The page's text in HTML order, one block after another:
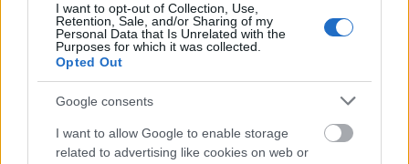
I want to opt-out of Collection, Use,
Retention, Sale, and/or Sharing of my
Personal Data that Is Unrelated with the
Purposes for which it was collected.
Opted Out
Google consents
I want to allow Google to enable storage
related to advertising like cookies on web or